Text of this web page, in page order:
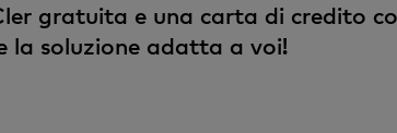
gratuita e una carta di credito
la soluzione adatta a voi!